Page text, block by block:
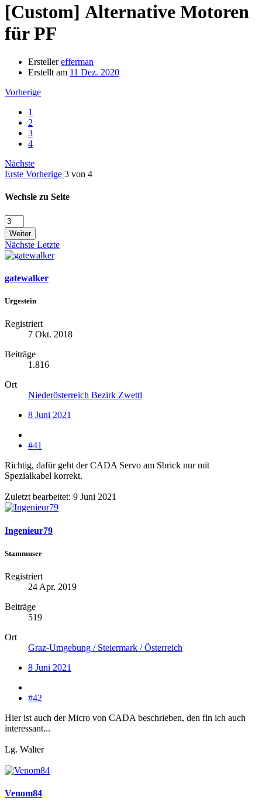
[Custom] Alternative Motoren
für PF
Ersteller efferman
Erstellt am 11 Dez. 2020
Vorherige
1
2
3
4
Nächste
Erste Vorherige 3 von 4
Wechsle zu Seite
Weiter
Nächste Letzte
gatewalker
Urgestein
Registriert
7 Okt. 2018
Beiträge
1.816
Ort
Niederösterreich Bezirk Zwettl
8 Juni 2021
#41
Richtig, dafür geht der CADA Servo am Sbrick nur mit
Spezialkabel korrekt.
Zuletzt bearbeitet: 9 Juni 2021
Ingenieur79
Stammuser
Registriert
24 Apr. 2019
Beiträge
519
Ort
Graz-Umgebung / Steiermark / Österreich
8 Juni 2021
#42
Hier ist auch der Micro von CADA beschrieben, den fin ich auch
interessant...
Lg. Walter
Venom84